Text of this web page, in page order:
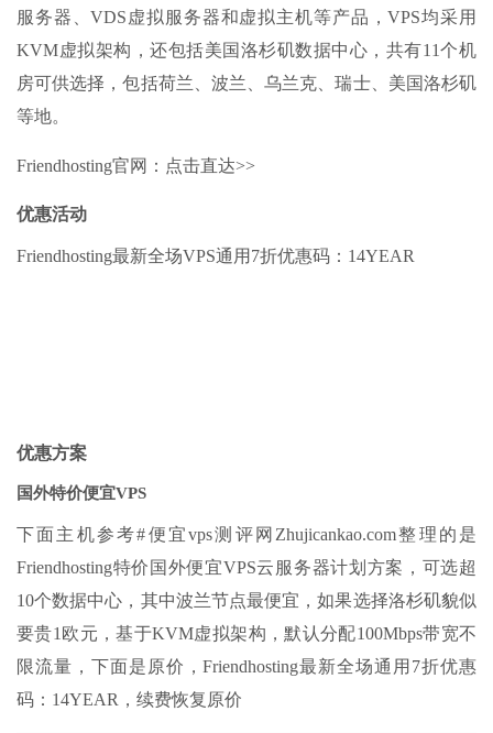
服务器、VDS虚拟服务器和虚拟主机等产品，VPS均采用
KVM虚拟架构，还包括美国洛杉矶数据中心，共有11个机
房可供选择，包括荷兰、波兰、乌兰克、瑞士、美国洛杉矶
等地。
Friendhosting官网：点击直达>>
优惠活动
Friendhosting最新全场VPS通用7折优惠码：14YEAR
优惠方案
国外特价便宜VPS
下面主机参考#便宜vps测评网Zhujicankao.com整理的是
Friendhosting特价国外便宜VPS云服务器计划方案，可选超
10个数据中心，其中波兰节点最便宜，如果选择洛杉矶貌似
要贵1欧元，基于KVM虚拟架构，默认分配100Mbps带宽不
限流量，下面是原价，Friendhosting最新全场通用7折优惠
码：14YEAR，续费恢复原价